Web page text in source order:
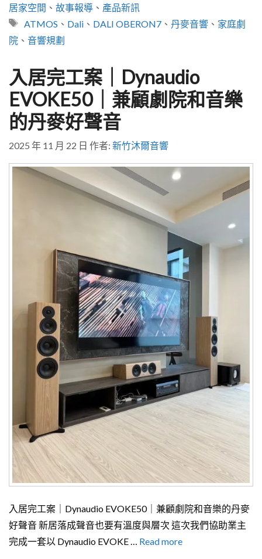
分
類
居家空間 、 故事報導 、 產品新訊
標
籤
ATMOS 、 Dali、 DALI OBERON7、 丹麥音響、 家庭劇
院 、 音響規劃
入居完工案｜Dynaudio
EVOKE50｜兼顧劇院和音樂
的丹麥好聲音
2025 年 11 月 22 日 作者: 新竹沐爾音響
入居完工案｜Dynaudio EVOKE50｜兼顧劇院和音樂的丹麥
好聲音 新居落成聲音也要有溫度與層次 這次我們協助業主
完成一套以 Dynaudio EVOKE … Read more